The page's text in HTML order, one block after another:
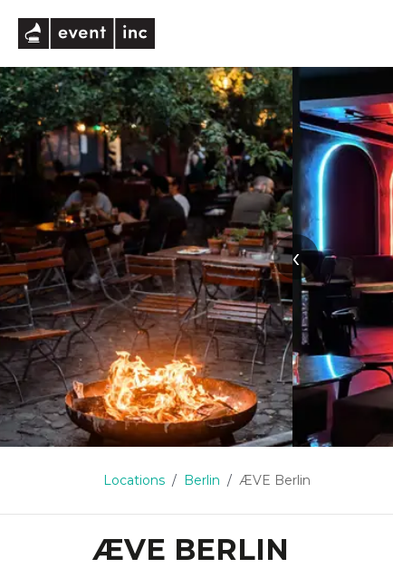
‹
Locations Berlin ÆVE Berlin
ÆVE BERLIN